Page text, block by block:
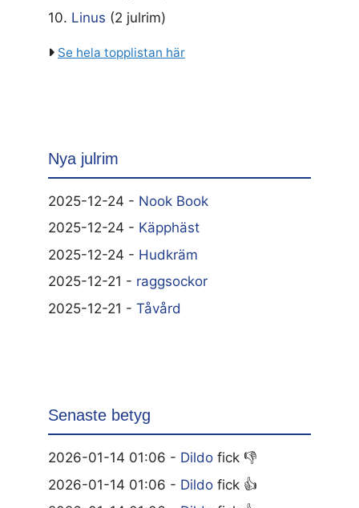
10. Linus (2 julrim)
Se hela topplistan här
Nya julrim
2025-12-24 - Nook Book
2025-12-24 - Käpphäst
2025-12-24 - Hudkräm
2025-12-21 - raggsockor
2025-12-21 - Tåvård
Senaste betyg
2026-01-14 01:06 - Dildo fick 👎
2026-01-14 01:06 - Dildo fick 👍